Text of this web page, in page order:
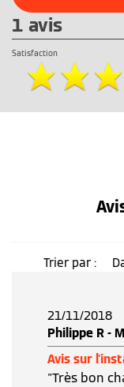
1 avis
Satisfaction
Trier par :
21/11/2018
Philippe R -
Avis sur
"Très bon